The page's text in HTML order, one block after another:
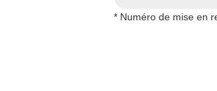
* Numéro de mise en